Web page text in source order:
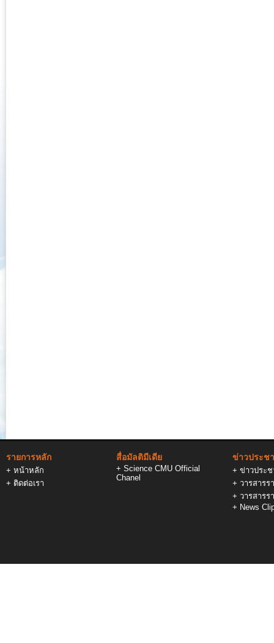
รายการหลัก
+ หน้าหลัก
+ ติดต่อเรา
สื่อมัลติมีเดีย
+ Science CMU Official
Chanel
ข่าวประช
+ ข่าวประ
+ วารสารร
+ วารสารร
+ News